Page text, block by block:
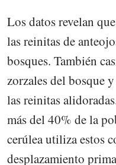
Los datos revelan
las reinitas de
bosques. También
zorzales del bosque
las reinitas
más del 40% de la
cerúlea utiliza estos
desplazamiento